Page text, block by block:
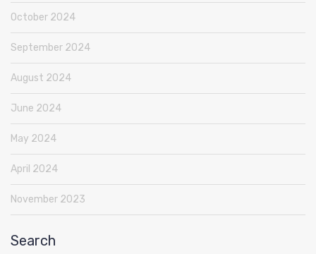
October 2024
September 2024
August 2024
June 2024
May 2024
April 2024
November 2023
Search